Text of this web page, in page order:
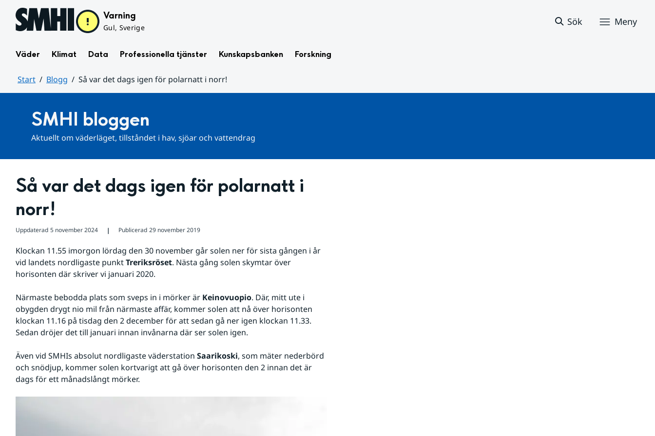
Hoppa till sidans innehåll Varning
Gul, Sverige
Sök Meny
Väder Klimat Data Professionella tjänster Kunskapsbanken Forskning
Start Blogg
Så var det dags igen för polarnatt i norr!
SMHI bloggen
Aktuellt om väderläget, tillståndet i hav, sjöar och vattendrag
Så var det dags igen för polarnatt i
norr!
Uppdaterad 5 november 2024 ❘ Publicerad 29 november 2019
Klockan 11.55 imorgon lördag den 30 november går solen ner för sista gången i år
vid landets nordligaste punkt Treriksröset. Nästa gång solen skymtar över
horisonten där skriver vi januari 2020.
Närmaste bebodda plats som sveps in i mörker är Keinovuopio. Där, mitt ute i
obygden drygt nio mil från närmaste affär, kommer solen att nå över horisonten
klockan 11.16 på tisdag den 2 december för att sedan gå ner igen klockan 11.33.
Sedan dröjer det till januari innan invånarna där ser solen igen.
Även vid SMHIs absolut nordligaste väderstation Saarikoski, som mäter nederbörd
och snödjup, kommer solen kortvarigt att gå över horisonten den 2 innan det är
dags för ett månadslångt mörker.